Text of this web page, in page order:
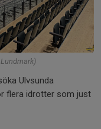
Ulvsunda
flera idrotter som just